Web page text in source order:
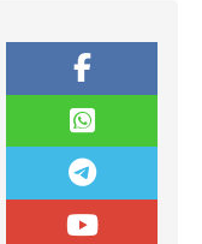
al